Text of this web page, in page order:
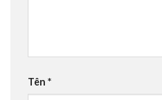
Tên *